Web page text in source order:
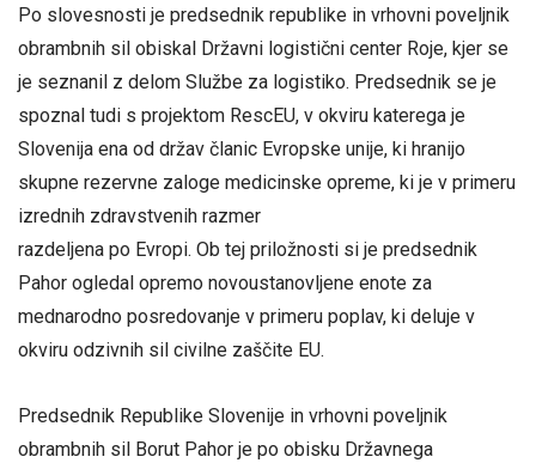
Po slovesnosti je predsednik republike in vrhovni poveljnik
obrambnih sil obiskal Državni logistični center Roje, kjer se
je seznanil z delom Službe za logistiko. Predsednik se je
spoznal tudi s projektom RescEU, v okviru katerega je
Slovenija ena od držav članic Evropske unije, ki hranijo
skupne rezervne zaloge medicinske opreme, ki je v primeru
izrednih zdravstvenih razmer
razdeljena po Evropi. Ob tej priložnosti si je predsednik
Pahor ogledal opremo novoustanovljene enote za
mednarodno posredovanje v primeru poplav, ki deluje v
okviru odzivnih sil civilne zaščite EU.
Predsednik Republike Slovenije in vrhovni poveljnik
obrambnih sil Borut Pahor je po obisku Državnega